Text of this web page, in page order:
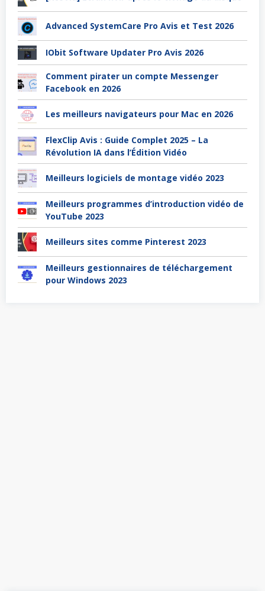
Advanced SystemCare Pro Avis et Test 2026
IObit Software Updater Pro Avis 2026
Comment pirater un compte Messenger
Facebook en 2026
Les meilleurs navigateurs pour Mac en 2026
FlexClip Avis : Guide Complet 2025 – La
Révolution IA dans l’Édition Vidéo
Meilleurs logiciels de montage vidéo 2023
Meilleurs programmes d’introduction vidéo de
YouTube 2023
Meilleurs sites comme Pinterest 2023
Meilleurs gestionnaires de téléchargement
pour Windows 2023